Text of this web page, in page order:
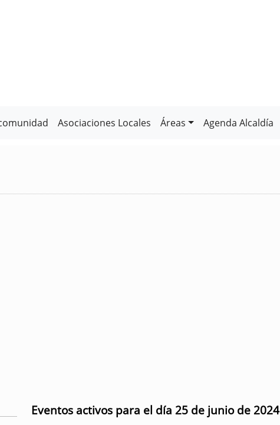
Asociaciones Locales Áreas Agenda Alcaldía
Eventos activos para el día 25 de junio de 2024